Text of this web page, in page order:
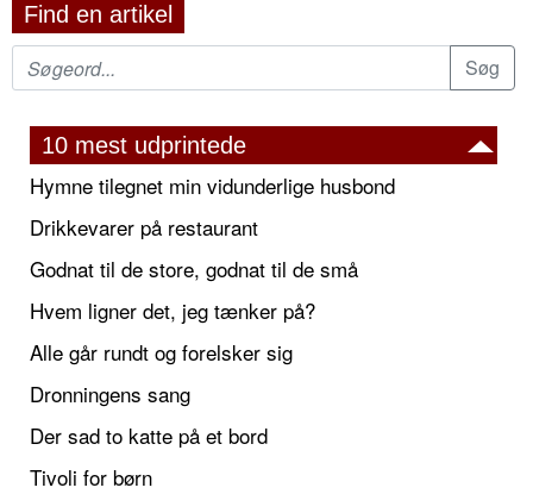
Find en artikel
10 mest udprintede
Hymne tilegnet min vidunderlige husbond
Drikkevarer på restaurant
Godnat til de store, godnat til de små
Hvem ligner det, jeg tænker på?
Alle går rundt og forelsker sig
Dronningens sang
Der sad to katte på et bord
Tivoli for børn